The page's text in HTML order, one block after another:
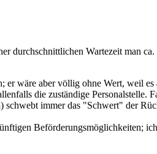
durchschnittlichen Wartezeit man
wäre aber völlig ohne Wert, weil
die zuständige Personalstelle.
immer das "Schwert" der
Beförderungsmöglichkeiten;